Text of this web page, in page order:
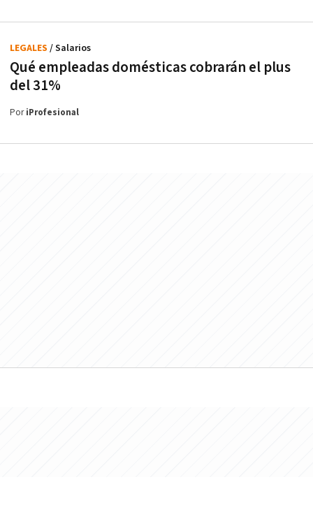
Qué empleadas domésticas cobrarán el plus
del 31%
LEGALES / Salarios
PoriProfesional